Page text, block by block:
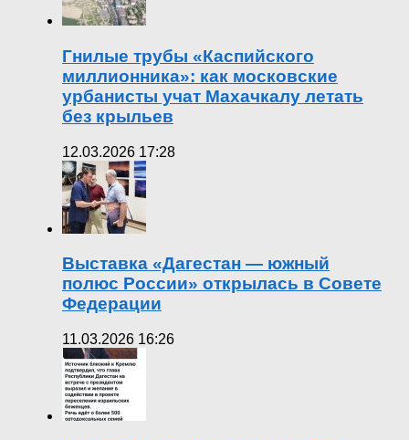
Гнилые трубы «Каспийского
миллионника»: как московские
урбанисты учат Махачкалу летать
без крыльев
12.03.2026 17:28
Выставка «Дагестан — южный
полюс России» открылась в Совете
Федерации
11.03.2026 16:26